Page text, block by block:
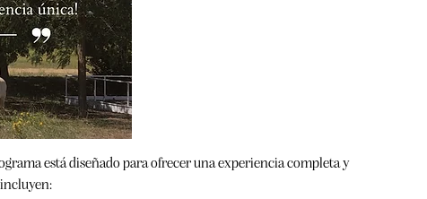
está diseñado para ofrecer una experiencia completa y